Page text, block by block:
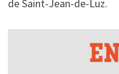
de Saint-Jean-de-Luz.